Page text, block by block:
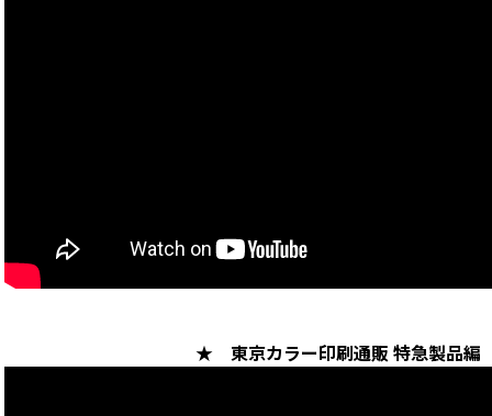
★ 東京カラー印刷通販 特急製品